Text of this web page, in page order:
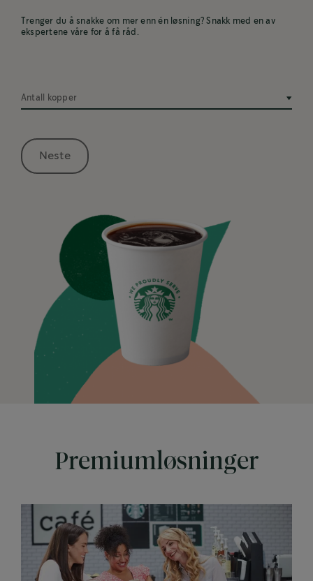
Trenger du å snakke om mer enn én løsning? Snakk med en av
ekspertene våre for å få råd.
Antall kopper
Neste
Premiumløsninger